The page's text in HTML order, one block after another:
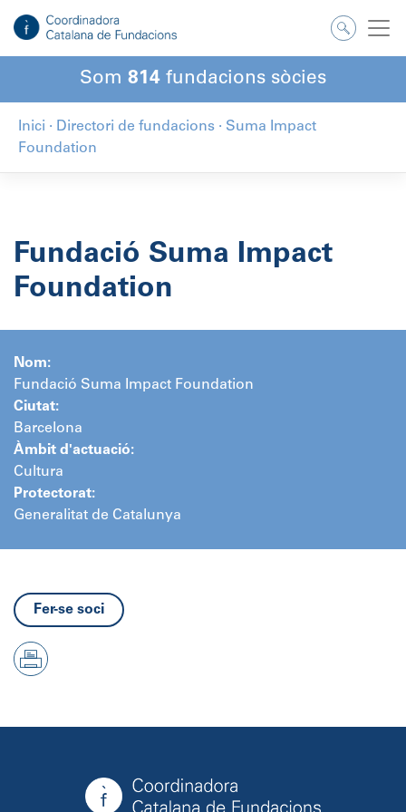
contingut
Som 814 fundacions sòcies
Inici · Directori de fundacions · Suma Impact
Foundation
Fundació Suma Impact
Foundation
Nom:
Fundació Suma Impact Foundation
Ciutat:
Barcelona
Àmbit d'actuació:
Cultura
Protectorat:
Generalitat de Catalunya
Fer-se soci